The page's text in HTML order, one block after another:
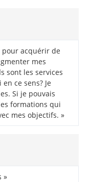
acquérir de
mes
sont les services
ce sens? Je
Si je pouvais
formations qui
mes objectifs. »
»